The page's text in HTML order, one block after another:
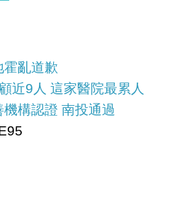
霍亂道歉
近9人 這家醫院最累人
構認證 南投通過